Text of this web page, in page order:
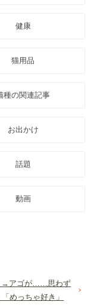
健康
猫用品
種の関連記事
お出かけ
話題
動画
→アゴが……思わず
めっちゃ好き」